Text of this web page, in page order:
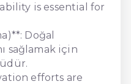
is essential for
Doğal
sağlamak için
efforts are